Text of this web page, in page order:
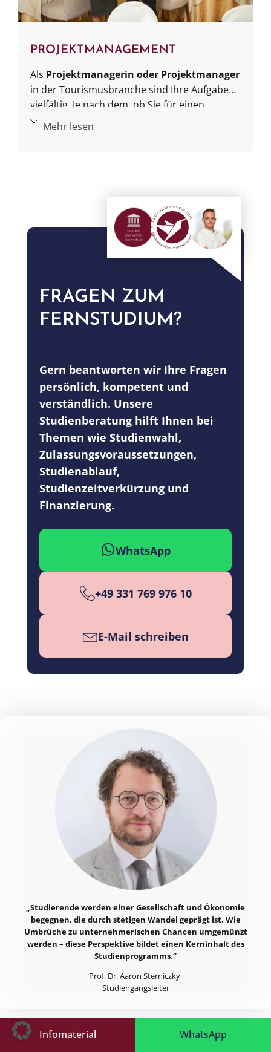
Infomaterial WhatsApp
PROJEKTMANAGEMENT
Als Projektmanagerin oder Projektmanager
in der Tourismusbranche sind Ihre Aufgaben
vielfältig. Je nach dem, ob Sie für einen
Reiseveranstalter tätig sind, für eine
Vergleichsplattform, ein Resort oder eine
Organisatorische Fähigkeiten und
analytisches Denken sind dabei Ihr Schlüssel,
um Projekte effizient und zielgerichtet zum
erfolgreichen Abschluss zu begleiten. Ihre
Kompetenzen umfassen hierfür alle Schritte
eines gelungenen Projekts, von der gesamten
operativen Planung über die Durchführung
bis hin zur Steuerung und Realisierung.
Mehr lesen
FRAGEN ZUM
FERNSTUDIUM?
Gern beantworten wir Ihre Fragen
persönlich, kompetent und
verständlich. Unsere
Studienberatung hilft Ihnen bei
Themen wie Studienwahl,
Zulassungsvoraussetzungen,
Studienablauf,
Studienzeitverkürzung und
Finanzierung.
WhatsApp
+49 331 769 976 10
E-Mail schreiben
„Studierende werden einer Gesellschaft und Ökonomie
begegnen, die durch stetigen Wandel geprägt ist. Wie
Umbrüche zu unternehmerischen Chancen umgemünzt
werden – diese Perspektive bildet einen Kerninhalt des
Studienprogramms.“
Prof. Dr. Aaron Sterniczky,
Studiengangsleiter